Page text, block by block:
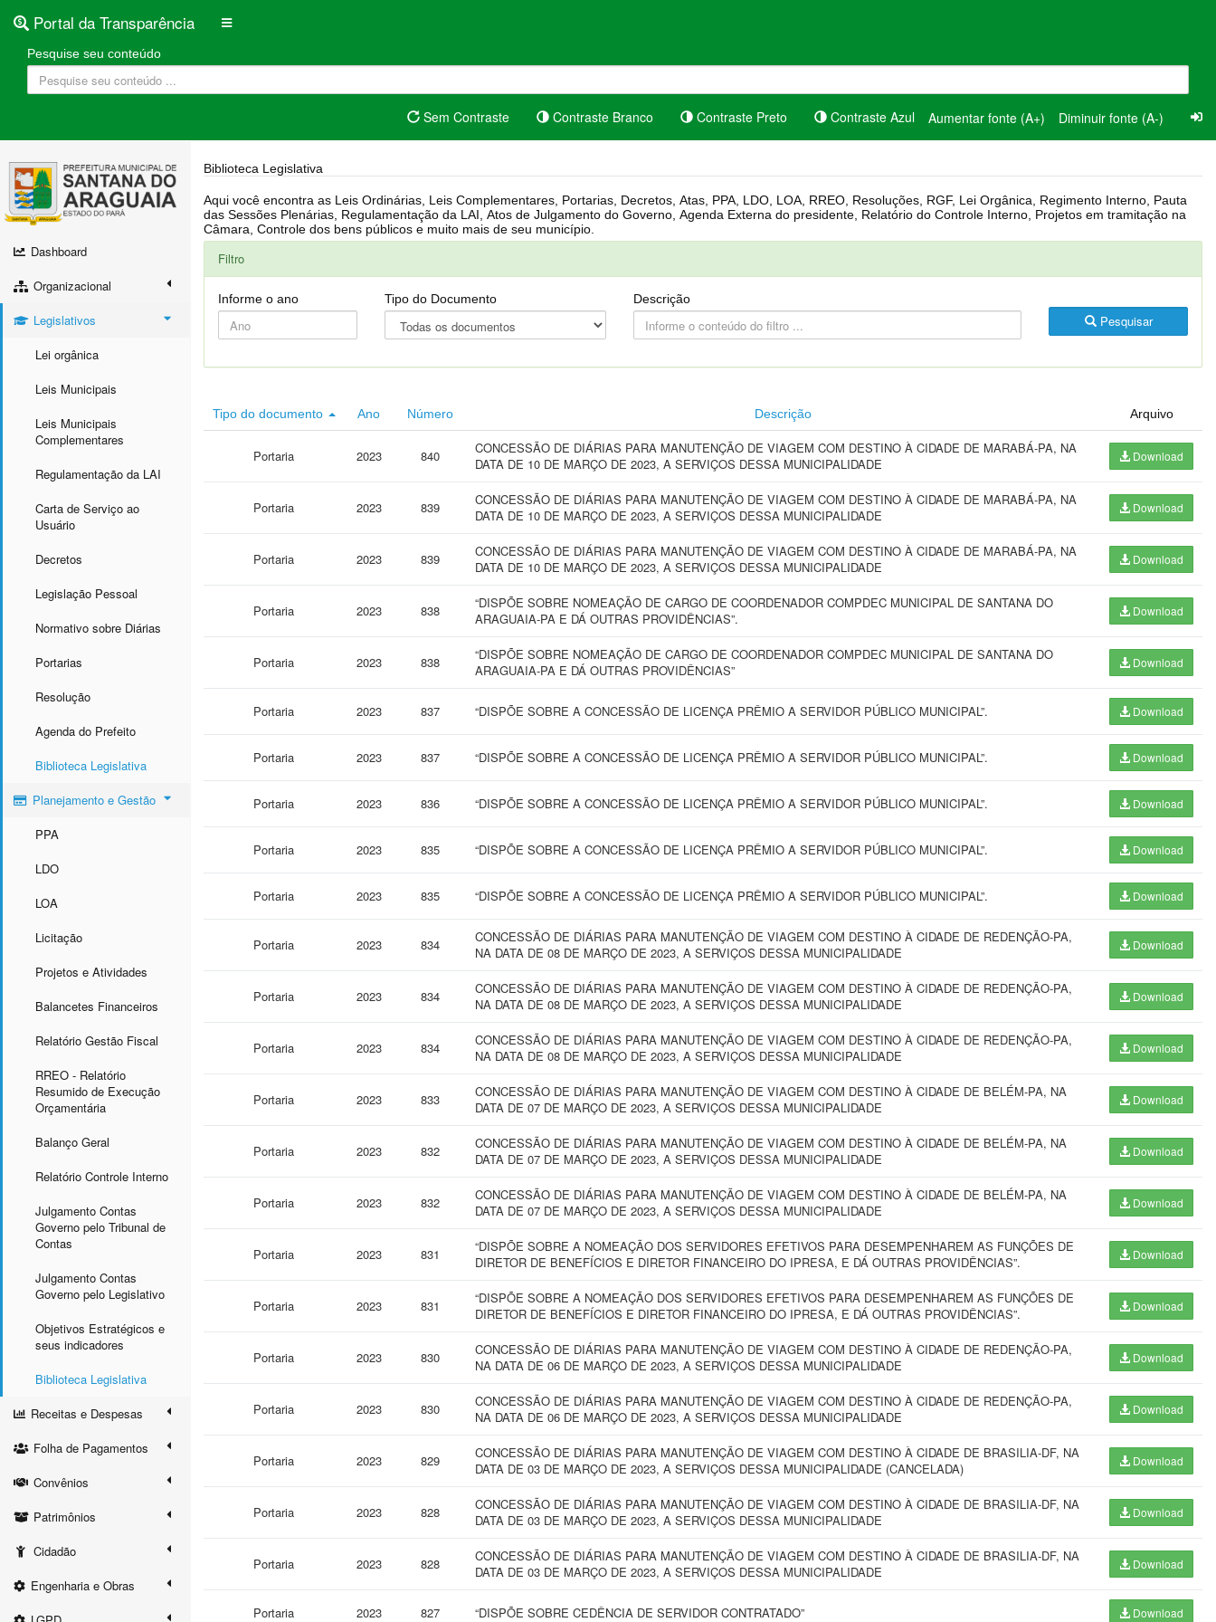
Portal da Transparência
Pesquise seu conteúdo
Sem Contraste Contraste Branco Contraste Preto Contraste Azul Aumentar fonte (A+) Diminuir fonte (A-)
Dashboard
Organizacional
Legislativos
Lei orgânica
Leis Municipais
Leis Municipais
Complementares
Regulamentação da LAI
Carta de Serviço ao
Usuário
Decretos
Legislação Pessoal
Normativo sobre Diárias
Portarias
Resolução
Agenda do Prefeito
Biblioteca Legislativa
Planejamento e Gestão
PPA
LDO
LOA
Licitação
Projetos e Atividades
Balancetes Financeiros
Relatório Gestão Fiscal
RREO - Relatório
Resumido de Execução
Orçamentária
Balanço Geral
Relatório Controle Interno
Julgamento Contas
Governo pelo Tribunal de
Contas
Julgamento Contas
Governo pelo Legislativo
Objetivos Estratégicos e
seus indicadores
Biblioteca Legislativa
Receitas e Despesas
Folha de Pagamentos
Convênios
Patrimônios
Cidadão
Engenharia e Obras
Biblioteca Legislativa
Aqui você encontra as Leis Ordinárias, Leis Complementares, Portarias, Decretos, Atas, PPA, LDO, LOA, RREO, Resoluções, RGF, Lei Orgânica, Regimento Interno, Pauta
das Sessões Plenárias, Regulamentação da LAI, Atos de Julgamento do Governo, Agenda Externa do presidente, Relatório do Controle Interno, Projetos em tramitação na
Câmara, Controle dos bens públicos e muito mais de seu município.
Filtro
Informe o ano Tipo do Documento Descrição
Pesquisar
Tipo do documento Ano Número Descrição Arquivo
Portaria 2023 840
CONCESSÃO DE DIÁRIAS PARA MANUTENÇÃO DE VIAGEM COM DESTINO À CIDADE DE MARABÁ-PA, NA
DATA DE 10 DE MARÇO DE 2023, A SERVIÇOS DESSA MUNICIPALIDADE
Download
Portaria 2023 839
CONCESSÃO DE DIÁRIAS PARA MANUTENÇÃO DE VIAGEM COM DESTINO À CIDADE DE MARABÁ-PA, NA
DATA DE 10 DE MARÇO DE 2023, A SERVIÇOS DESSA MUNICIPALIDADE
Download
Portaria 2023 839
CONCESSÃO DE DIÁRIAS PARA MANUTENÇÃO DE VIAGEM COM DESTINO À CIDADE DE MARABÁ-PA, NA
DATA DE 10 DE MARÇO DE 2023, A SERVIÇOS DESSA MUNICIPALIDADE
Download
Portaria 2023 838
“DISPÕE SOBRE NOMEAÇÃO DE CARGO DE COORDENADOR COMPDEC MUNICIPAL DE SANTANA DO
ARAGUAIA-PA E DÁ OUTRAS PROVIDÊNCIAS”.
Download
Portaria 2023 838
“DISPÕE SOBRE NOMEAÇÃO DE CARGO DE COORDENADOR COMPDEC MUNICIPAL DE SANTANA DO
ARAGUAIA-PA E DÁ OUTRAS PROVIDÊNCIAS”
Download
Portaria 2023 837 “DISPÕE SOBRE A CONCESSÃO DE LICENÇA PRÊMIO A SERVIDOR PÚBLICO MUNICIPAL”. Download
Portaria 2023 837 “DISPÕE SOBRE A CONCESSÃO DE LICENÇA PRÊMIO A SERVIDOR PÚBLICO MUNICIPAL”. Download
Portaria 2023 836 “DISPÕE SOBRE A CONCESSÃO DE LICENÇA PRÊMIO A SERVIDOR PÚBLICO MUNICIPAL”. Download
Portaria 2023 835 “DISPÕE SOBRE A CONCESSÃO DE LICENÇA PRÊMIO A SERVIDOR PÚBLICO MUNICIPAL”. Download
Portaria 2023 835 “DISPÕE SOBRE A CONCESSÃO DE LICENÇA PRÊMIO A SERVIDOR PÚBLICO MUNICIPAL”. Download
Portaria 2023 834
CONCESSÃO DE DIÁRIAS PARA MANUTENÇÃO DE VIAGEM COM DESTINO À CIDADE DE REDENÇÃO-PA,
NA DATA DE 08 DE MARÇO DE 2023, A SERVIÇOS DESSA MUNICIPALIDADE
Download
Portaria 2023 834
CONCESSÃO DE DIÁRIAS PARA MANUTENÇÃO DE VIAGEM COM DESTINO À CIDADE DE REDENÇÃO-PA,
NA DATA DE 08 DE MARÇO DE 2023, A SERVIÇOS DESSA MUNICIPALIDADE
Download
Portaria 2023 834
CONCESSÃO DE DIÁRIAS PARA MANUTENÇÃO DE VIAGEM COM DESTINO À CIDADE DE REDENÇÃO-PA,
NA DATA DE 08 DE MARÇO DE 2023, A SERVIÇOS DESSA MUNICIPALIDADE
Download
Portaria 2023 833
CONCESSÃO DE DIÁRIAS PARA MANUTENÇÃO DE VIAGEM COM DESTINO À CIDADE DE BELÉM-PA, NA
DATA DE 07 DE MARÇO DE 2023, A SERVIÇOS DESSA MUNICIPALIDADE
Download
Portaria 2023 832
CONCESSÃO DE DIÁRIAS PARA MANUTENÇÃO DE VIAGEM COM DESTINO À CIDADE DE BELÉM-PA, NA
DATA DE 07 DE MARÇO DE 2023, A SERVIÇOS DESSA MUNICIPALIDADE
Download
Portaria 2023 832
CONCESSÃO DE DIÁRIAS PARA MANUTENÇÃO DE VIAGEM COM DESTINO À CIDADE DE BELÉM-PA, NA
DATA DE 07 DE MARÇO DE 2023, A SERVIÇOS DESSA MUNICIPALIDADE
Download
Portaria 2023 831
“DISPÕE SOBRE A NOMEAÇÃO DOS SERVIDORES EFETIVOS PARA DESEMPENHAREM AS FUNÇÕES DE
DIRETOR DE BENEFÍCIOS E DIRETOR FINANCEIRO DO IPRESA, E DÁ OUTRAS PROVIDÊNCIAS”.
Download
Portaria 2023 831
“DISPÕE SOBRE A NOMEAÇÃO DOS SERVIDORES EFETIVOS PARA DESEMPENHAREM AS FUNÇÕES DE
DIRETOR DE BENEFÍCIOS E DIRETOR FINANCEIRO DO IPRESA, E DÁ OUTRAS PROVIDÊNCIAS”.
Download
Portaria 2023 830
CONCESSÃO DE DIÁRIAS PARA MANUTENÇÃO DE VIAGEM COM DESTINO À CIDADE DE REDENÇÃO-PA,
NA DATA DE 06 DE MARÇO DE 2023, A SERVIÇOS DESSA MUNICIPALIDADE
Download
Portaria 2023 830
CONCESSÃO DE DIÁRIAS PARA MANUTENÇÃO DE VIAGEM COM DESTINO À CIDADE DE REDENÇÃO-PA,
NA DATA DE 06 DE MARÇO DE 2023, A SERVIÇOS DESSA MUNICIPALIDADE
Download
Portaria 2023 829
CONCESSÃO DE DIÁRIAS PARA MANUTENÇÃO DE VIAGEM COM DESTINO À CIDADE DE BRASILIA-DF, NA
DATA DE 03 DE MARÇO DE 2023, A SERVIÇOS DESSA MUNICIPALIDADE (CANCELADA)
Download
Portaria 2023 828
CONCESSÃO DE DIÁRIAS PARA MANUTENÇÃO DE VIAGEM COM DESTINO À CIDADE DE BRASILIA-DF, NA
DATA DE 03 DE MARÇO DE 2023, A SERVIÇOS DESSA MUNICIPALIDADE
Download
Portaria 2023 828
CONCESSÃO DE DIÁRIAS PARA MANUTENÇÃO DE VIAGEM COM DESTINO À CIDADE DE BRASILIA-DF, NA
DATA DE 03 DE MARÇO DE 2023, A SERVIÇOS DESSA MUNICIPALIDADE
Download
Portaria 2023 827 “DISPÕE SOBRE CEDÊNCIA DE SERVIDOR CONTRATADO” Download